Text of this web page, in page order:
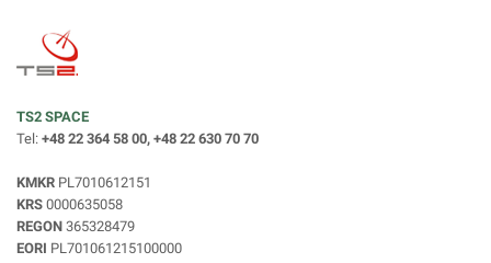
TS2 SPACE
Tel: +48 22 364 58 00, +48 22 630 70 70
KMKR PL7010612151
KRS 0000635058
REGON 365328479
EORI PL701061215100000